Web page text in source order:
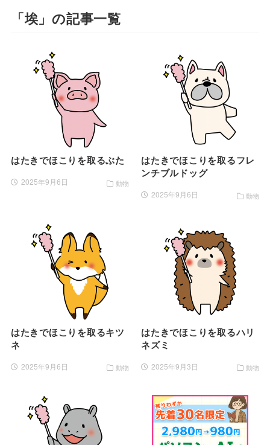
「埃」の記事一覧
はたきでほこりを取るぶた
2025年9月6日 動物
はたきでほこりを取るフレ
ンチブルドッグ
2025年9月6日 動物
はたきでほこりを取るキツ
ネ
2025年9月6日 動物
はたきでほこりを取るハリ
ネズミ
2025年9月3日 動物